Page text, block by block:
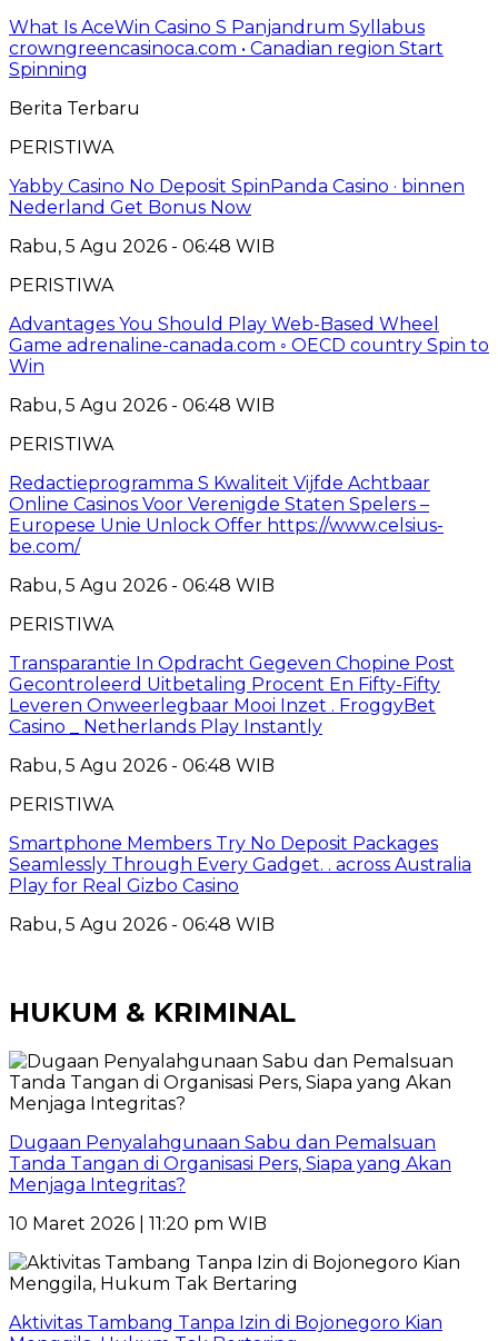
What Is AceWin Casino S Panjandrum Syllabus
crowngreencasinoca.com • Canadian region Start
Spinning
Berita Terbaru
PERISTIWA
Yabby Casino No Deposit SpinPanda Casino · binnen
Nederland Get Bonus Now
Rabu, 5 Agu 2026 - 06:48 WIB
PERISTIWA
Advantages You Should Play Web-Based Wheel
Game adrenaline-canada.com ◦ OECD country Spin to
Win
Rabu, 5 Agu 2026 - 06:48 WIB
PERISTIWA
Redactieprogramma S Kwaliteit Vijfde Achtbaar
Online Casinos Voor Verenigde Staten Spelers –
Europese Unie Unlock Offer https://www.celsius-
be.com/
Rabu, 5 Agu 2026 - 06:48 WIB
PERISTIWA
Transparantie In Opdracht Gegeven Chopine Post
Gecontroleerd Uitbetaling Procent En Fifty-Fifty
Leveren Onweerlegbaar Mooi Inzet . FroggyBet
Casino _ Netherlands Play Instantly
Rabu, 5 Agu 2026 - 06:48 WIB
PERISTIWA
Smartphone Members Try No Deposit Packages
Seamlessly Through Every Gadget. . across Australia
Play for Real Gizbo Casino
Rabu, 5 Agu 2026 - 06:48 WIB
HUKUM & KRIMINAL
Dugaan Penyalahgunaan Sabu dan Pemalsuan
Tanda Tangan di Organisasi Pers, Siapa yang Akan
Menjaga Integritas?
10 Maret 2026 | 11:20 pm WIB
Aktivitas Tambang Tanpa Izin di Bojonegoro Kian